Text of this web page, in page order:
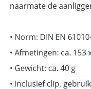
naarmate de
• Norm: DIN EN
• Afmetingen: ca. 153
• Gewicht: ca. 40 g
• Inclusief clip,